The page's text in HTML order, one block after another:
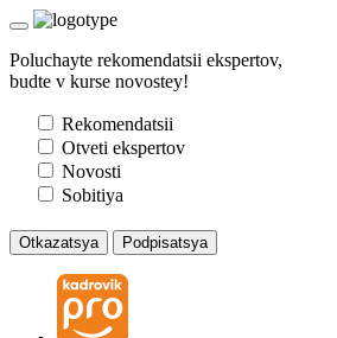
Poluchayte rekomendatsii ekspertov,
budte v kurse novostey!
Rekomendatsii
Otveti ekspertov
Novosti
Sobitiya
Otkazatsya Podpisatsya